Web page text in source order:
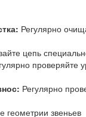
Регулярно
цепь
проверяйте
Регулярно
геометрии звеньев